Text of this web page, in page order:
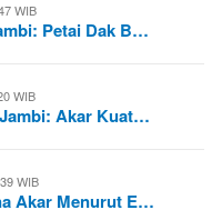
WIB
Petai Dak B…
WIB
Akar Kuat…
WIB
Akar Menurut E…